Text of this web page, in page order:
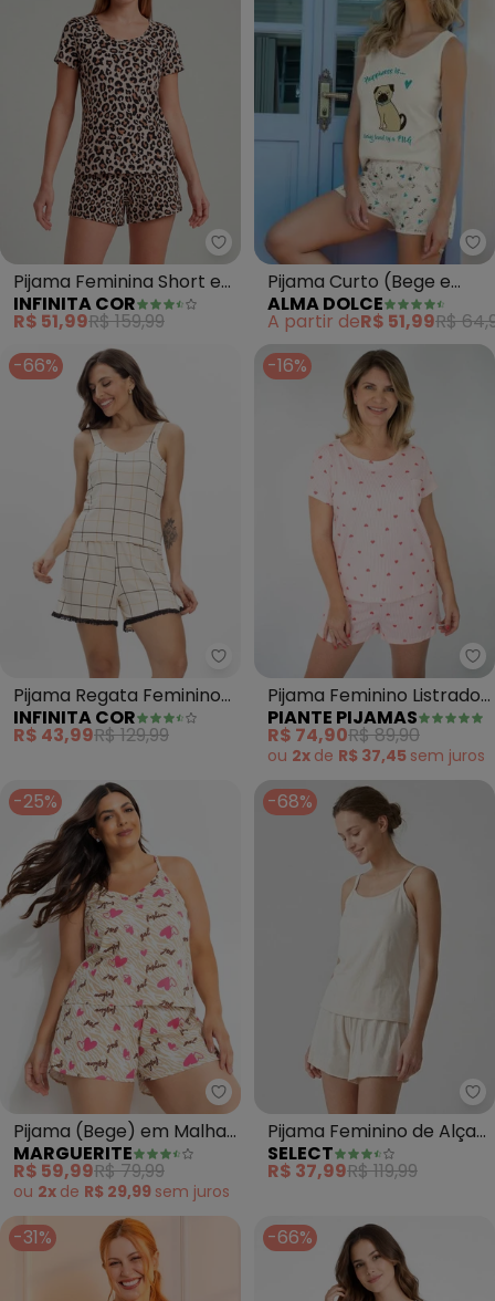
Infinita Cor - Pijama Feminina
Pijama Feminina Short e
Blusa (Bege)
INFINITA COR
R$ 51,99R$ 159,99
Pijama Curto (Bege e
Estampado)
ALMA DOLCE
A partir deR$ 51,99R$
-66%
Infinita Cor - Pijama Regata
Pijama Regata Feminino
Regata (Bege)
INFINITA COR
R$ 43,99R$ 129,99
-16%
Pijama Feminino Listrado
Corações (Vermelho)
PIANTE PIJAMAS
R$ 74,90R$ 89,90
ou 2x de R$ 37,45 sem juros
-25%
Marguerite - Pijama (Bege) em
Pijama (Bege) em Malha
de Algodão
MARGUERITE
R$ 59,99R$ 79,99
ou 2x de R$ 29,99 sem juros
-68%
Pijama Feminino de Alças
(Bege)
SELECT
R$ 37,99R$ 119,99
-31% -66%